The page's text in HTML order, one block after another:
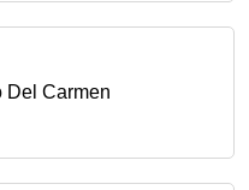
Del Carmen